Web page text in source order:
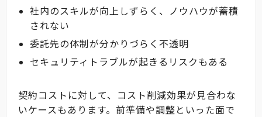
社内のスキルが向上しずらく、ノウハウが蓄積
されない
委託先の体制が分かりづらく不透明
セキュリティトラブルが起きるリスクもある
契約コストに対して、コスト削減効果が見合わな
いケースもあります。前準備や調整といった面で